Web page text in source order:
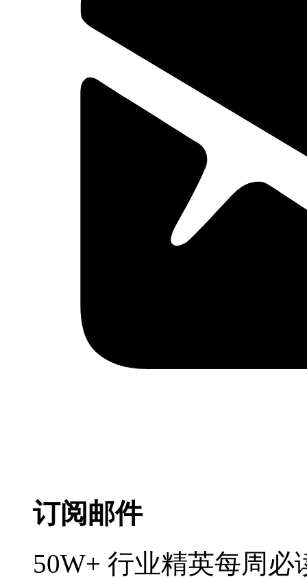
订阅邮件
50W+ 行业精英每周